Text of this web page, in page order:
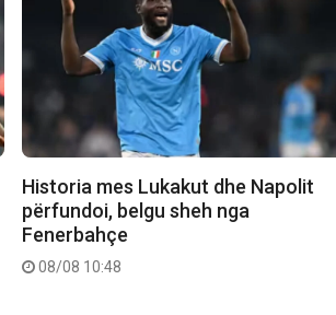
Historia mes Lukakut dhe Napolit
përfundoi, belgu sheh nga
Fenerbahçe
08/08 10:48